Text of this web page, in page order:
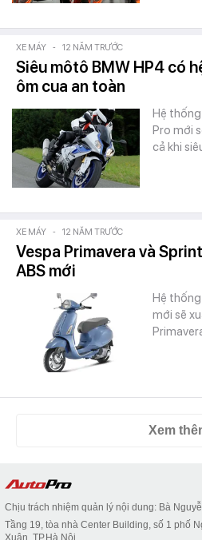
XE MÁY - 12 NĂM TRƯỚC
Siêu môtô BMW HP4 có
ôm cua an toàn
Hệ
Pro mới
cả khi
XE MÁY - 12 NĂM TRƯỚC
Vespa Primavera và
ABS mới
Hệ
mới sẽ
Xem
Chịu trách nhiệm quản lý nội dung: Bà
Tầng 19, tòa nhà Center Building, số 1 phố
Xuân, TP.Hà Nội